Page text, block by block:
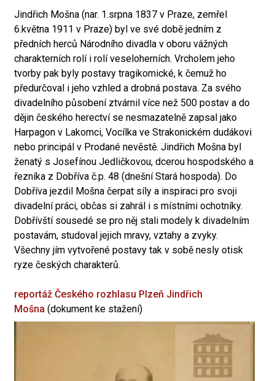
Jindřich Mošna (nar. 1.srpna 1837 v Praze, zemřel
6.května 1911 v Praze) byl ve své době jedním z
předních herců Národního divadla v oboru vážných
charakterních rolí i rolí veseloherních. Vrcholem jeho
tvorby pak byly postavy tragikomické, k čemuž ho
předurčoval i jeho vzhled a drobná postava. Za svého
divadelního působení ztvárnil více než 500 postav a do
dějin českého herectví se nesmazatelně zapsal jako
Harpagon v Lakomci, Vocílka ve Strakonickém dudákovi
nebo principál v Prodané nevěstě. Jindřich Mošna byl
ženatý s Josefínou Jedličkovou, dcerou hospodského a
řezníka z Dobříva č.p. 48 (dnešní Stará hospoda). Do
Dobříva jezdil Mošna čerpat síly a inspiraci pro svoji
divadelní práci, občas si zahrál i s místními ochotníky.
Dobřívští sousedé se pro něj stali modely k divadelním
postavám, studoval jejich mravy, vztahy a zvyky.
Všechny jím vytvořené postavy tak v sobě nesly otisk
ryze českých charakterů.
reportáž Českého rozhlasu Plzeň Jindřich
Mošna (dokument ke stažení)